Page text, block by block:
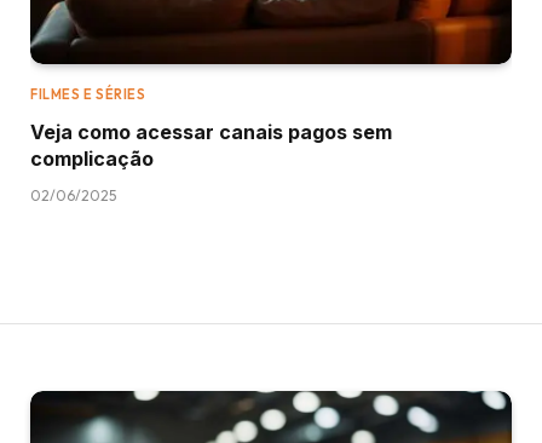
FILMES E SÉRIES
Veja como acessar canais pagos sem
complicação
02/06/2025